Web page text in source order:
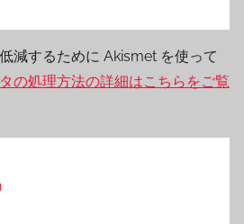
減するために Akismet を使って
の処理方法の詳細はこちらをご覧